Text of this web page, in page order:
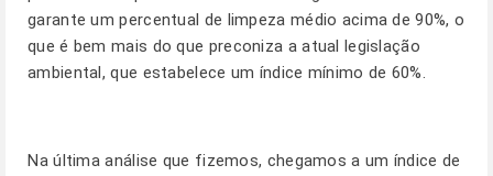
garante um percentual de limpeza médio acima de 90%, o
que é bem mais do que preconiza a atual legislação
ambiental, que estabelece um índice mínimo de 60%.
Na última análise que fizemos, chegamos a um índice de